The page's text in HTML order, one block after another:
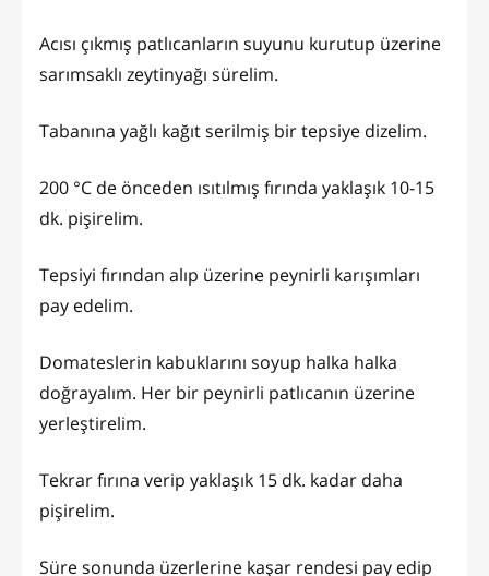
Acısı çıkmış patlıcanların suyunu kurutup üzerine
sarımsaklı zeytinyağı sürelim.
Tabanına yağlı kağıt serilmiş bir tepsiye dizelim.
200 °C de önceden ısıtılmış fırında yaklaşık 10-15
dk. pişirelim.
Tepsiyi fırından alıp üzerine peynirli karışımları
pay edelim.
Domateslerin kabuklarını soyup halka halka
doğrayalım. Her bir peynirli patlıcanın üzerine
yerleştirelim.
Tekrar fırına verip yaklaşık 15 dk. kadar daha
pişirelim.
Süre sonunda üzerlerine kaşar rendesi pay edip